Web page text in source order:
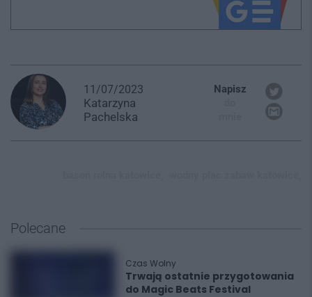
11/07/2023
Katarzyna
Pachelska
Napisz
Polecane
Czas Wolny
Trwają ostatnie przygotowania
do Magic Beats Festival